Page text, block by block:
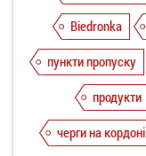
Biedronka
пункти пропуску
продукти
черги на кордоні